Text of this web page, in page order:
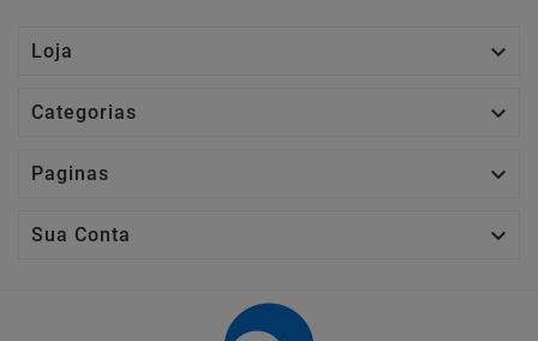
Loja 
Categorias 
Paginas 
Sua Conta 